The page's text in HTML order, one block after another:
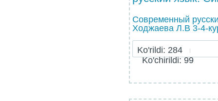
Современный
Ходжаева Л.В 3-4-
Ko'rildi: 284
Ko'chirildi: 99